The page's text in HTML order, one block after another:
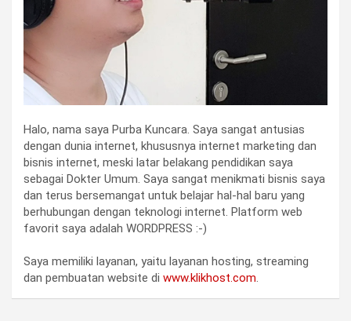
Halo, nama saya Purba Kuncara. Saya sangat antusias
dengan dunia internet, khususnya internet marketing dan
bisnis internet, meski latar belakang pendidikan saya
sebagai Dokter Umum. Saya sangat menikmati bisnis saya
dan terus bersemangat untuk belajar hal-hal baru yang
berhubungan dengan teknologi internet. Platform web
favorit saya adalah WORDPRESS :-)
Saya memiliki layanan, yaitu layanan hosting, streaming
dan pembuatan website di www.klikhost.com.